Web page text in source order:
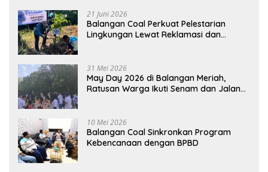
21 Juni 2026
Balangan Coal Perkuat Pelestarian
Lingkungan Lewat Reklamasi dan
31 Mei 2026
May Day 2026 di Balangan Meriah,
Ratusan Warga Ikuti Senam dan Jalan
10 Mei 2026
Balangan Coal Sinkronkan Program
Kebencanaan dengan BPBD